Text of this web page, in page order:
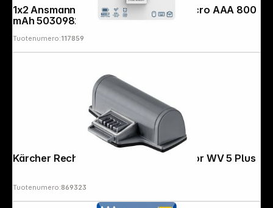
1x2 Ansmann maxE NiMH rech. bat. Micro AAA 800
mAh 5030982
Tuotenumero:117859
Kärcher Rechargeable Battery Pack for WV 5 Plus
Tuotenumero:869323